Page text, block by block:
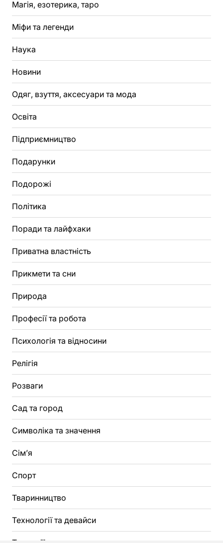
Магія, езотерика, таро
Міфи та легенди
Наука
Новини
Одяг, взуття, аксесуари та мода
Освіта
Підприємництво
Подарунки
Подорожі
Політика
Поради та лайфхаки
Приватна властність
Прикмети та сни
Природа
Професії та робота
Психологія та відносини
Релігія
Розваги
Сад та город
Символіка та значення
Сім’я
Спорт
Тваринництво
Технології та девайси